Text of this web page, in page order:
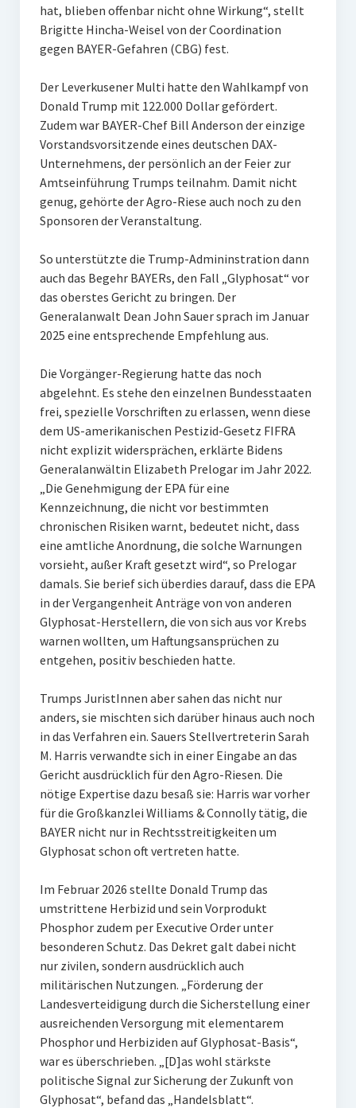
hat, blieben offenbar nicht ohne Wirkung“, stellt
Brigitte Hincha-Weisel von der Coordination
gegen BAYER-Gefahren (CBG) fest.
Der Leverkusener Multi hatte den Wahlkampf von
Donald Trump mit 122.000 Dollar gefördert.
Zudem war BAYER-Chef Bill Anderson der einzige
Vorstandsvorsitzende eines deutschen DAX-
Unternehmens, der persönlich an der Feier zur
Amtseinführung Trumps teilnahm. Damit nicht
genug, gehörte der Agro-Riese auch noch zu den
Sponsoren der Veranstaltung.
So unterstützte die Trump-Admininstration dann
auch das Begehr BAYERs, den Fall „Glyphosat“ vor
das oberstes Gericht zu bringen. Der
Generalanwalt Dean John Sauer sprach im Januar
2025 eine entsprechende Empfehlung aus.
Die Vorgänger-Regierung hatte das noch
abgelehnt. Es stehe den einzelnen Bundesstaaten
frei, spezielle Vorschriften zu erlassen, wenn diese
dem US-amerikanischen Pestizid-Gesetz FIFRA
nicht explizit widersprächen, erklärte Bidens
Generalanwältin Elizabeth Prelogar im Jahr 2022.
„Die Genehmigung der EPA für eine
Kennzeichnung, die nicht vor bestimmten
chronischen Risiken warnt, bedeutet nicht, dass
eine amtliche Anordnung, die solche Warnungen
vorsieht, außer Kraft gesetzt wird“, so Prelogar
damals. Sie berief sich überdies darauf, dass die EPA
in der Vergangenheit Anträge von von anderen
Glyphosat-Herstellern, die von sich aus vor Krebs
warnen wollten, um Haftungsansprüchen zu
entgehen, positiv beschieden hatte.
Trumps JuristInnen aber sahen das nicht nur
anders, sie mischten sich darüber hinaus auch noch
in das Verfahren ein. Sauers Stellvertreterin Sarah
M. Harris verwandte sich in einer Eingabe an das
Gericht ausdrücklich für den Agro-Riesen. Die
nötige Expertise dazu besaß sie: Harris war vorher
für die Großkanzlei Williams & Connolly tätig, die
BAYER nicht nur in Rechtsstreitigkeiten um
Glyphosat schon oft vertreten hatte.
Im Februar 2026 stellte Donald Trump das
umstrittene Herbizid und sein Vorprodukt
Phosphor zudem per Executive Order unter
besonderen Schutz. Das Dekret galt dabei nicht
nur zivilen, sondern ausdrücklich auch
militärischen Nutzungen. „Förderung der
Landesverteidigung durch die Sicherstellung einer
ausreichenden Versorgung mit elementarem
Phosphor und Herbiziden auf Glyphosat-Basis“,
war es überschrieben. „[D]as wohl stärkste
politische Signal zur Sicherung der Zukunft von
Glyphosat“, befand das „Handelsblatt“.